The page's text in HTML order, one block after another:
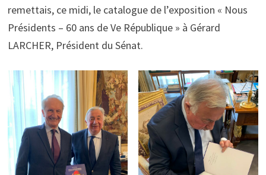
remettais, ce midi, le catalogue de l’exposition « Nous
Présidents – 60 ans de Ve République » à Gérard
LARCHER, Président du Sénat.